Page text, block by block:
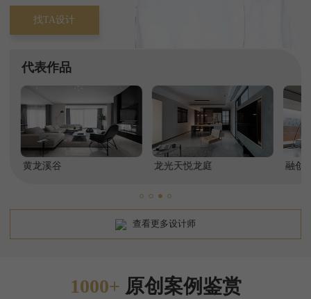
千禧河畔 卧龙谷壹号
森林一期 保利湖心岛 保利天和
找TA设计
代表作品
黄龙溪谷 龙光天悦龙庭 融创
查看更多设计师
1000+ 原创案例鉴赏